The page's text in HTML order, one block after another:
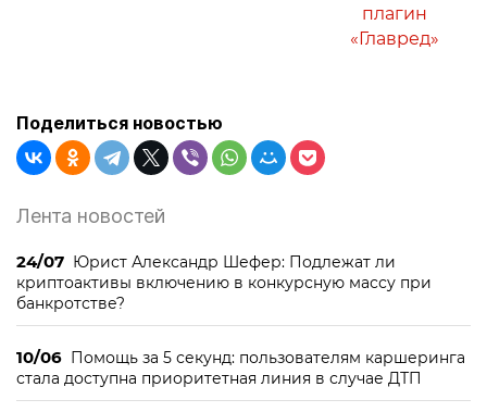
плагин
«Главред»
Поделиться новостью
Лента новостей
24/07 Юрист Александр Шефер: Подлежат ли
криптоактивы включению в конкурсную массу при
банкротстве?
10/06 Помощь за 5 секунд: пользователям каршеринга
стала доступна приоритетная линия в случае ДТП